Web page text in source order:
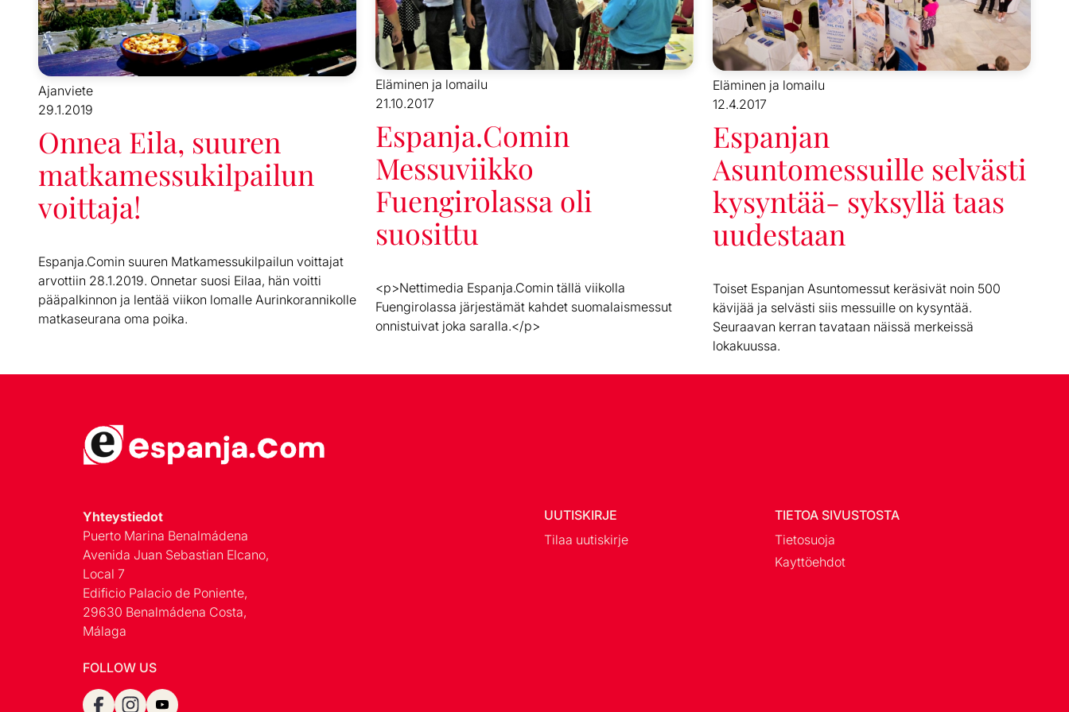
Ajanviete
29.1.2019
Onnea Eila, suuren
matkamessukilpailun
voittaja!
Espanja.Comin suuren Matkamessukilpailun voittajat
arvottiin 28.1.2019. Onnetar suosi Eilaa, hän voitti
pääpalkinnon ja lentää viikon lomalle Aurinkorannikolle
matkaseurana oma poika.
Eläminen ja lomailu
21.10.2017
Espanja.Comin
Messuviikko
Fuengirolassa oli
suosittu
<p>Nettimedia Espanja.Comin tällä viikolla
Fuengirolassa järjestämät kahdet suomalaismessut
onnistuivat joka saralla.</p>
Eläminen ja lomailu
12.4.2017
Espanjan
Asuntomessuille selvästi
kysyntää- syksyllä taas
uudestaan
Toiset Espanjan Asuntomessut keräsivät noin 500
kävijää ja selvästi siis messuille on kysyntää.
Seuraavan kerran tavataan näissä merkeissä
lokakuussa.
Yhteystiedot
Puerto Marina Benalmádena
Avenida Juan Sebastian Elcano,
Local 7
Edificio Palacio de Poniente,
29630 Benalmádena Costa,
Málaga
FOLLOW US
UUTISKIRJE
Tilaa uutiskirje
TIETOA SIVUSTOSTA
Tietosuoja
Kayttöehdot